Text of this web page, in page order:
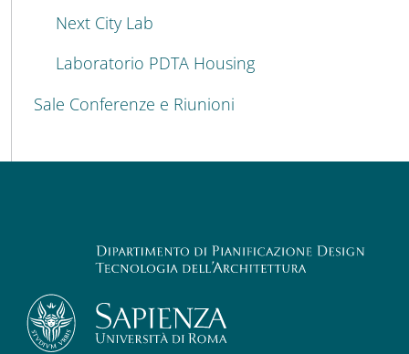
Next City Lab
Laboratorio PDTA Housing
Sale Conferenze e Riunioni